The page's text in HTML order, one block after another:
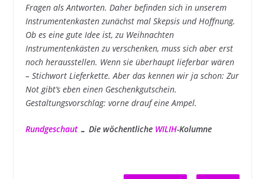
Fragen als Antworten. Daher befinden sich in unserem
Instrumentenkasten zunächst mal Skepsis und Hoffnung.
Ob es eine gute Idee ist, zu Weihnachten
Instrumentenkästen zu verschenken, muss sich aber erst
noch herausstellen. Wenn sie überhaupt lieferbar wären
– Stichwort Lieferkette. Aber das kennen wir ja schon: Zur
Not gibt’s eben einen Geschenkgutschein.
Gestaltungsvorschlag: vorne drauf eine Ampel.
Rundgeschaut… Die wöchentliche WILIH-Kolumne